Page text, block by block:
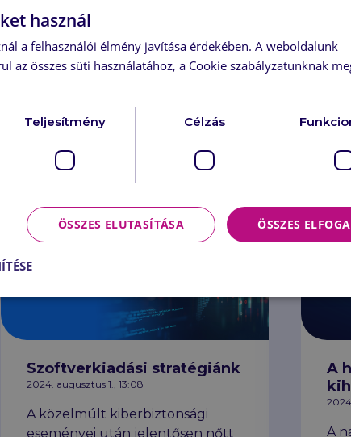
keretrendszereket (pl. GDPR,
HIPAA, PCI DSS, DORA, NIS2,
SOC 2, ISO 27001, CMMC 2.0,
Szoftverkiadási stratégiánk
2024. augusztus 1., 13:08
A közelmúlt kiberbiztonsági
eseményei után jelentősen nőtt
A
A
használ
a felhasználói élmény javítása érdekében. A weboldalunk
az összes süti használatához, a Cookie szabályzatunknak
Teljesítmény Célzás
ÖSSZES
ÖSSZES ELUTASÍTÁSA